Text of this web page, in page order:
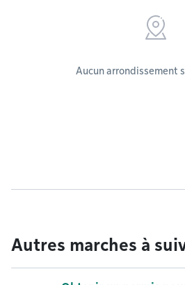
Aucun arrondissement
Autres marches à